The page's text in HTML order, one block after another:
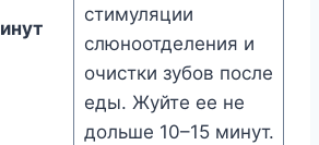
стимуляции
слюноотделения и
очистки зубов после
еды. Жуйте ее не
дольше 10–15 минут.